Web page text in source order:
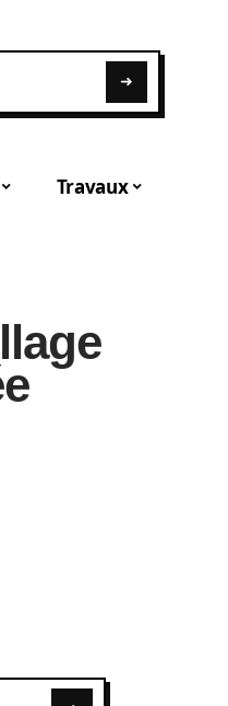
Travaux